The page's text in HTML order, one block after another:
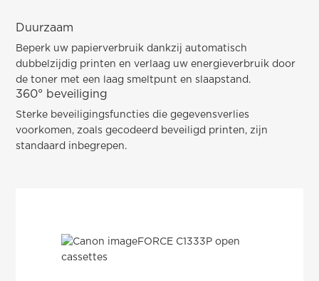
Duurzaam
Beperk uw papierverbruik dankzij automatisch
dubbelzijdig printen en verlaag uw energieverbruik door
de toner met een laag smeltpunt en slaapstand.
360° beveiliging
Sterke beveiligingsfuncties die gegevensverlies
voorkomen, zoals gecodeerd beveiligd printen, zijn
standaard inbegrepen.